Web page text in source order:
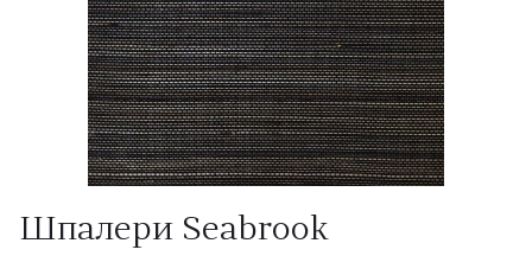
Шпалери Seabrook